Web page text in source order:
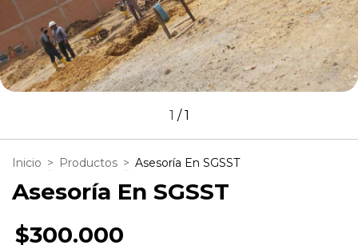
1 /1
Inicio > Productos > Asesoría En SGSST
Asesoría En SGSST
$300.000